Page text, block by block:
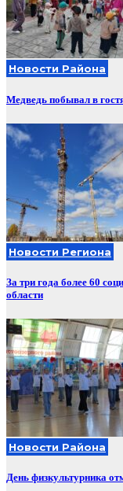
Новости Района
Медведь побывал в
Новости Региона
За три года более 60
области
Новости Района
День физкультурника